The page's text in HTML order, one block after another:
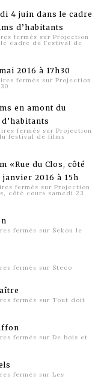
4 juin dans le cadre
d’habitants
fermés sur Projection
cadre du Festival de
2016 à 17h30
fermés sur Projection
en amont du
fermés sur Projection
festival de films
«Rue du Clos, côté
2016 à 15h
fermés sur Projection
côté cour» samedi 23
fermés sur Sekou le
fermés sur Steco
fermés sur Tout doit
fermés sur De bois et
fermés sur Les